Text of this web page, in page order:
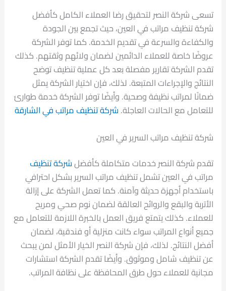
تسعى شركة النصر لتحقيق رضا العملاء الكامل كأفضل
شركة تنظيف مراتب في العين، حيث تجمع بين الجودة
والكفاءة والسرعة في تقديم الخدمة. كما توفر الشركة
عروضًا خاصة للعملاء الدائمين لضمان ولائهم وثقتهم. كذلك
تقدم الشركة تقارير مفصلة بعد كل عملية تنظيف توضح
النتائج والإجراءات المتبعة. لذلك، فإن اختيار الشركة يمثل
ضمانًا لمراتب نظيفة وصحية. وأيضًا توفر الشركة خدمة طوارئ
للتعامل مع الحالات العاجلة. شركة تنظيف مراتب في الشارقة
شركة تنظيف مراتب السرير في العين
تقدم شركة النصر خدمات متكاملة كأفضلشركة تنظيف
مراتب في العين تشمل تنظيف مراتب السرير بشكل احترافي
باستخدام أجهزة حديثة وآمنة. كما تعمل الشركة على إزالة
الأتربة والبقع والروائح العالقة لضمان نوم صحي ومريح
للعملاء. كذلك يتمتع فريق العمل بالخبرة اللازمة للتعامل مع
جميع أنواع المراتب سواء كانت منزلية أو فندقية، لضمان
أفضل النتائج. لذلك، فإن شركة النصر الخيار الأمثل لمن يبحث
عن تنظيف شامل وموثوق. وأيضًا تقدم الشركة استشارات
مجانية للعملاء حول طرق المحافظة على نظافة المراتب.